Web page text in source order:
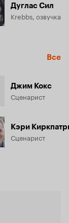
Дуглас Сил
Krebbs, озвучка
Все
Джим Кокс
Сценарист
Кэри
Сценарист